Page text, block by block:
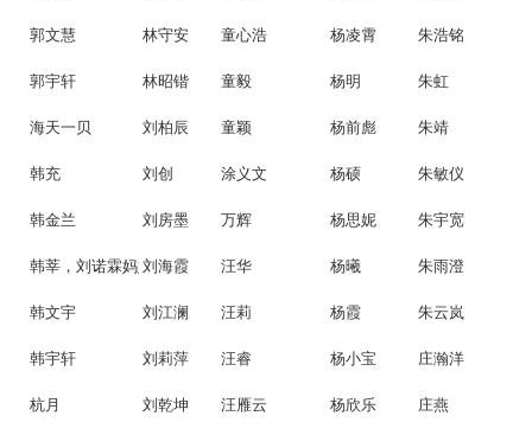
郭文慧 林守安 童心浩 杨凌霄 朱浩铭
郭宇轩 林昭锴 童毅 杨明 朱虹
海天一贝 刘柏辰 童颖 杨前彪 朱靖
韩充 刘创 涂义文 杨硕 朱敏仪
韩金兰 刘房墨 万辉 杨思妮 朱宇宽
韩莘，刘诺霖妈妈刘海霞 汪华 杨曦 朱雨澄
韩文宇 刘江澜 汪莉 杨霞 朱云岚
韩宇轩 刘莉萍 汪睿 杨小宝 庄瀚洋
杭月 刘乾坤 汪雁云 杨欣乐 庄燕